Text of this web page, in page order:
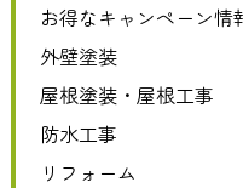
お得なキャンペーン情
外壁塗装
屋根塗装・屋根工事
防水工事
リフォーム